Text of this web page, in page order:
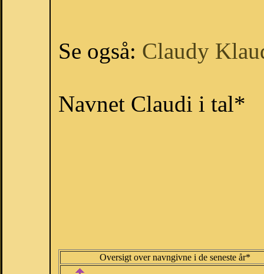
Se også: Claudy
Navnet Claudi i tal*
Oversigt over navngivne i de seneste år*